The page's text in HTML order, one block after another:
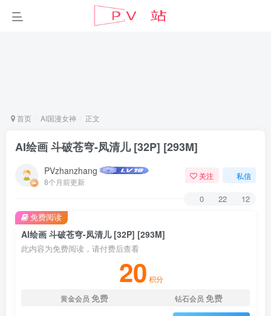
首页 AI国漫女神 正文
AI绘画 斗破苍穹-凤清儿 [32P] [293M]
PVzhanzhang
8个月前更新
关注 私信
0 22 12
AI绘画 斗破苍穹-凤清儿 [32P] [293M]
此内容为免费阅读，请付费后查看
20 积分
黄金会员 免费 钻石会员 免费
免费阅读